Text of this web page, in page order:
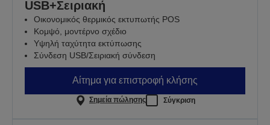
USB+Σειριακή
Οικονομικός θερμικός εκτυπωτής POS
Κομψό, μοντέρνο σχέδιο
Υψηλή ταχύτητα εκτύπωσης
Σύνδεση USB/Σειριακή σύνδεση
Αίτημα για επιστροφή κλήσης
Σημεία πώλησης Σύγκριση